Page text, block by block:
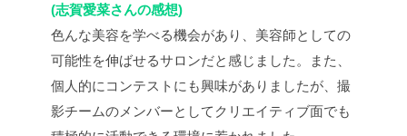
(志賀愛菜さんの感想)
色んな美容を学べる機会があり、美容師としての
可能性を伸ばせるサロンだと感じました。また、
個人的にコンテストにも興味がありましたが、撮
影チームのメンバーとしてクリエイティブ面でも